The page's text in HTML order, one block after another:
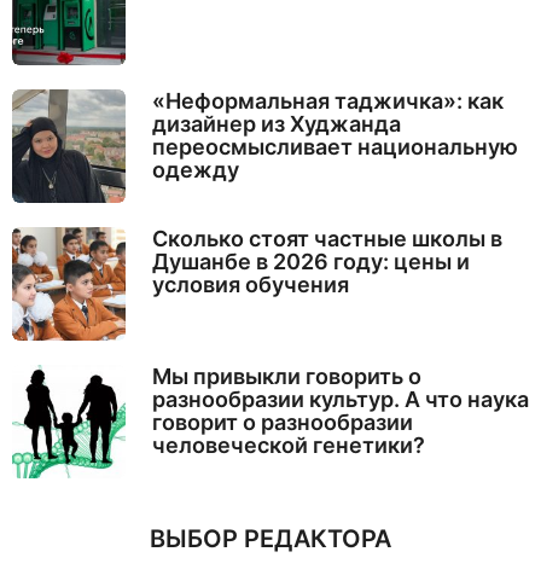
«Неформальная таджичка»: как
дизайнер из Худжанда
переосмысливает национальную
одежду
Сколько стоят частные школы в
Душанбе в 2026 году: цены и
условия обучения
Мы привыкли говорить о
разнообразии культур. А что наука
говорит о разнообразии
человеческой генетики?
ВЫБОР РЕДАКТОРА